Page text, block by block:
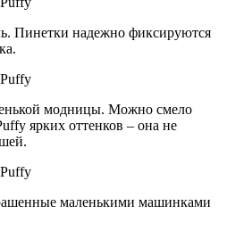
Пинетки надежно фиксируются
модницы. Можно смело
ярких оттенков – она не
маленькими машинками